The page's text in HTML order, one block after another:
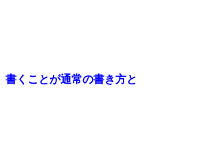
くことが通常の書き方と